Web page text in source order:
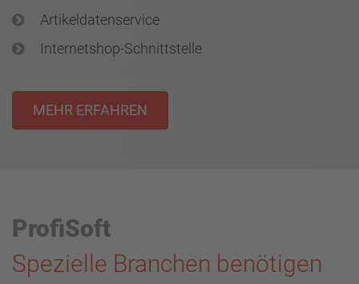
Artikeldatenservice
Internetshop-Schnittstelle
MEHR ERFAHREN
ProfiSoft
Spezielle Branchen benötigen